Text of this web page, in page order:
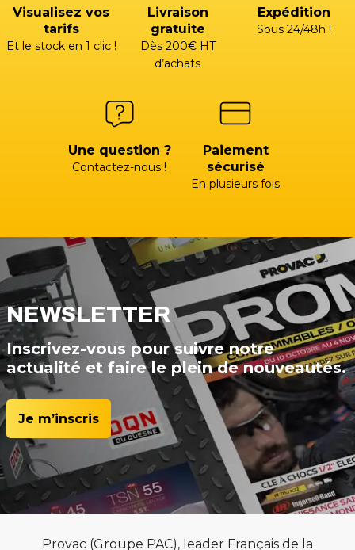
Visualisez vos
tarifs
Et le stock en 1 clic !
Livraison
gratuite
Dès 200€ HT
d’achats
Expédition
Sous 24/48h !
Une question ?
Contactez-nous !
Paiement
sécurisé
En plusieurs fois
NEWSLETTER
Inscrivez-vous pour suivre notre
actualité et faire le plein de nouveautés.
Je m’inscris
Provac (Groupe PAC), leader Français de la